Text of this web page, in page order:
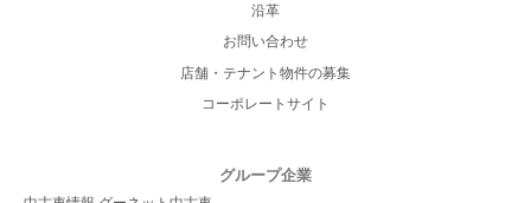
沿革
お問い合わせ
店舗・テナント物件の募集
コーポレートサイト
グループ企業